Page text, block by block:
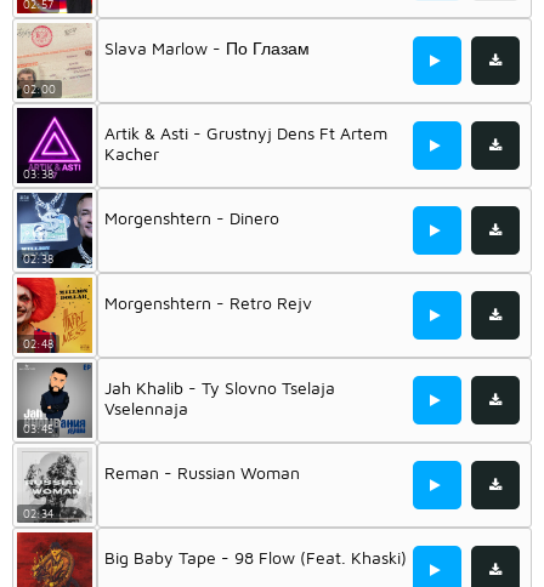
02:57
02:00
Slava Marlow - По Глазам
03:38
Artik & Asti - Grustnyj Dens Ft Artem
Kacher
02:38
Morgenshtern - Dinero
02:48
Morgenshtern - Retro Rejv
03:45
Jah Khalib - Ty Slovno Tselaja
Vselennaja
02:34
Reman - Russian Woman
Big Baby Tape - 98 Flow (Feat. Khaski)